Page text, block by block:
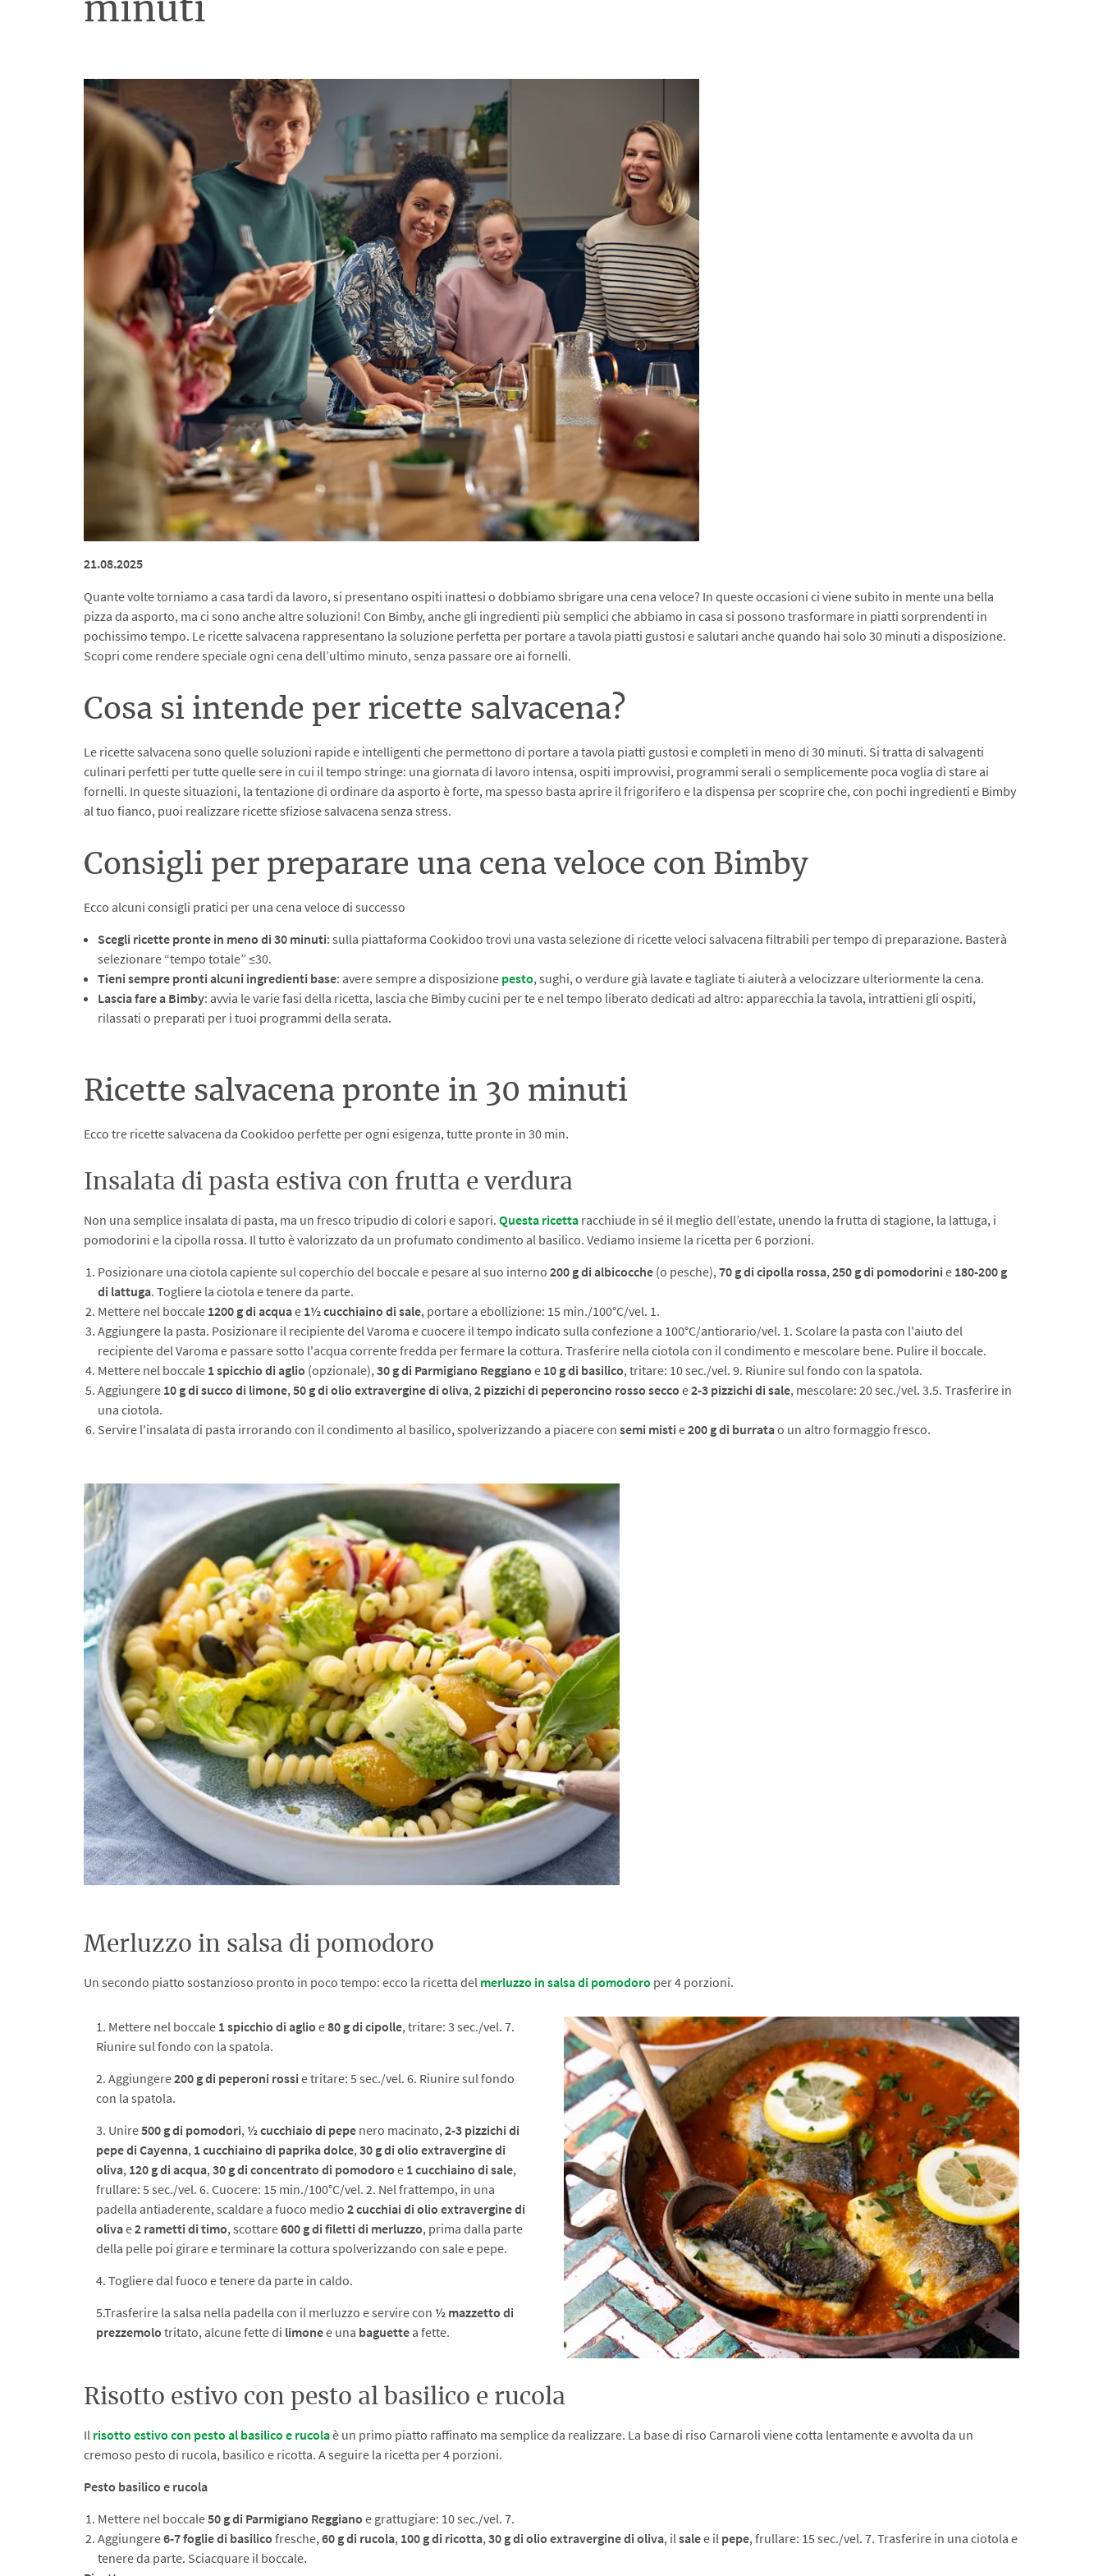
minuti
21.08.2025
Quante volte torniamo a casa tardi da lavoro, si presentano ospiti inattesi o dobbiamo sbrigare una cena veloce? In queste occasioni ci viene subito in mente una bella
pizza da asporto, ma ci sono anche altre soluzioni! Con Bimby, anche gli ingredienti più semplici che abbiamo in casa si possono trasformare in piatti sorprendenti in
pochissimo tempo. Le ricette salvacena rappresentano la soluzione perfetta per portare a tavola piatti gustosi e salutari anche quando hai solo 30 minuti a disposizione.
Scopri come rendere speciale ogni cena dell’ultimo minuto, senza passare ore ai fornelli.
Cosa si intende per ricette salvacena?
Le ricette salvacena sono quelle soluzioni rapide e intelligenti che permettono di portare a tavola piatti gustosi e completi in meno di 30 minuti. Si tratta di salvagenti
culinari perfetti per tutte quelle sere in cui il tempo stringe: una giornata di lavoro intensa, ospiti improvvisi, programmi serali o semplicemente poca voglia di stare ai
fornelli. In queste situazioni, la tentazione di ordinare da asporto è forte, ma spesso basta aprire il frigorifero e la dispensa per scoprire che, con pochi ingredienti e Bimby
al tuo fianco, puoi realizzare ricette sfiziose salvacena senza stress.
Consigli per preparare una cena veloce con Bimby
Ecco alcuni consigli pratici per una cena veloce di successo
Scegli ricette pronte in meno di 30 minuti: sulla piattaforma Cookidoo trovi una vasta selezione di ricette veloci salvacena filtrabili per tempo di preparazione. Basterà
selezionare “tempo totale” ≤30.
Tieni sempre pronti alcuni ingredienti base: avere sempre a disposizione pesto, sughi, o verdure già lavate e tagliate ti aiuterà a velocizzare ulteriormente la cena.
Lascia fare a Bimby: avvia le varie fasi della ricetta, lascia che Bimby cucini per te e nel tempo liberato dedicati ad altro: apparecchia la tavola, intrattieni gli ospiti,
rilassati o preparati per i tuoi programmi della serata.
Ricette salvacena pronte in 30 minuti
Ecco tre ricette salvacena da Cookidoo perfette per ogni esigenza, tutte pronte in 30 min.
Insalata di pasta estiva con frutta e verdura
Non una semplice insalata di pasta, ma un fresco tripudio di colori e sapori. Questa ricetta racchiude in sé il meglio dell’estate, unendo la frutta di stagione, la lattuga, i
pomodorini e la cipolla rossa. Il tutto è valorizzato da un profumato condimento al basilico. Vediamo insieme la ricetta per 6 porzioni.
Posizionare una ciotola capiente sul coperchio del boccale e pesare al suo interno 200 g di albicocche (o pesche), 70 g di cipolla rossa, 250 g di pomodorini e 180-200 g
di lattuga. Togliere la ciotola e tenere da parte.
Mettere nel boccale 1200 g di acquae 1½ cucchiaino di sale, portare a ebollizione: 15 min./100°C/vel. 1.
Aggiungere la pasta. Posizionare il recipiente del Varoma e cuocere il tempo indicato sulla confezione a 100°C/antiorario/vel. 1. Scolare la pasta con l'aiuto del
recipiente del Varoma e passare sotto l'acqua corrente fredda per fermare la cottura. Trasferire nella ciotola con il condimento e mescolare bene. Pulire il boccale.
Mettere nel boccale 1 spicchio di aglio (opzionale), 30 g di Parmigiano Reggiano e 10 g di basilico, tritare: 10 sec./vel. 9. Riunire sul fondo con la spatola.
Aggiungere 10 g di succo di limone, 50 g di olio extravergine di oliva, 2 pizzichi di peperoncino rosso secco e2-3 pizzichi di sale, mescolare: 20 sec./vel. 3.5. Trasferire in
una ciotola.
Servire l'insalata di pasta irrorando con il condimento al basilico, spolverizzando a piacere con semi misti e200 g di burratao un altro formaggio fresco.
Merluzzo in salsa di pomodoro
Un secondo piatto sostanzioso pronto in poco tempo: ecco la ricetta del merluzzo in salsa di pomodoro per 4 porzioni.
1. Mettere nel boccale 1 spicchio di aglio e80 g di cipolle, tritare: 3 sec./vel. 7.
Riunire sul fondo con la spatola.
2. Aggiungere200 g di peperoni rossi e tritare: 5 sec./vel. 6. Riunire sul fondo
con la spatola.
3. Unire500 g di pomodori, ½ cucchiaio di pepe nero macinato, 2-3 pizzichi di
pepe di Cayenna, 1 cucchiaino di paprika dolce, 30 g di olio extravergine di
oliva, 120 g di acqua, 30 g di concentrato di pomodoro e 1 cucchiaino di sale,
frullare: 5 sec./vel. 6. Cuocere: 15 min./100°C/vel. 2. Nel frattempo, in una
padella antiaderente, scaldare a fuoco medio 2 cucchiai di olio extravergine di
olivae2 rametti di timo, scottare600 g di filetti di merluzzo, prima dalla parte
della pelle poi girare e terminare la cottura spolverizzando con sale e pepe.
4. Togliere dal fuoco e tenere da parte in caldo.
5.Trasferire la salsa nella padella con il merluzzo e servire con ½ mazzetto di
prezzemolo tritato, alcune fette di limonee una baguette a fette.
Risotto estivo con pesto al basilico e rucola
Il risotto estivo con pesto al basilico e rucolaè un primo piatto raffinato ma semplice da realizzare. La base di riso Carnaroli viene cotta lentamente e avvolta da un
cremoso pesto di rucola, basilico e ricotta. A seguire la ricetta per 4 porzioni.
Pesto basilico e rucola
Mettere nel boccale50 g di Parmigiano Reggiano e grattugiare: 10 sec./vel. 7.
Aggiungere6-7 foglie di basilico fresche,60 g di rucola, 100 g di ricotta,30 g di olio extravergine di oliva, ilsalee il pepe, frullare: 15 sec./vel. 7. Trasferire in una ciotola e
tenere da parte. Sciacquare il boccale.